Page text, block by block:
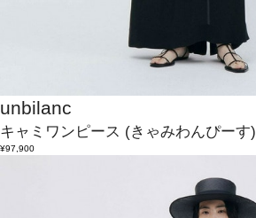
unbilanc
キャミワンピース (きゃみわんぴーす)
¥97,900